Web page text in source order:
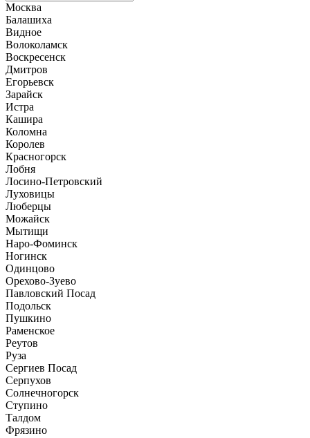
Москва
Балашиха
Видное
Волоколамск
Воскресенск
Дмитров
Егорьевск
Зарайск
Истра
Кашира
Коломна
Королев
Красногорск
Лобня
Лосино-Петровский
Луховицы
Люберцы
Можайск
Мытищи
Наро-Фоминск
Ногинск
Одинцово
Орехово-Зуево
Павловский Посад
Подольск
Пушкино
Раменское
Реутов
Руза
Сергиев Посад
Серпухов
Солнечногорск
Ступино
Талдом
Фрязино